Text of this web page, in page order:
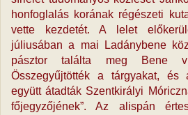
honfoglalás korának régészeti
vette kezdetét. A lelet
júliusában a mai Ladánybene
pásztor találta meg Bene
Összegyűjtötték a tárgyakat, és
együtt átadták Szentkirályi
főjegyzőjének”. Az alispán